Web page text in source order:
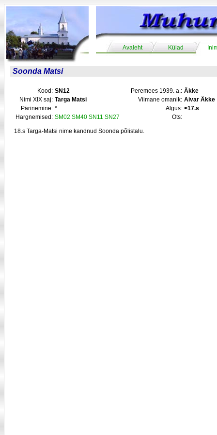
Avaleht Külad
Soonda Matsi
Kood: SN12 Peremees 1939. a.: Äkke
Nimi XIX saj: Targa Matsi Viimane omanik: Aivar Äkke
Pärinemine: * Algus: <17.s
Hargnemised: SM02 SM40 SN11 SN27 Ots:
18.s Targa-Matsi nime kandnud Soonda põlistalu.